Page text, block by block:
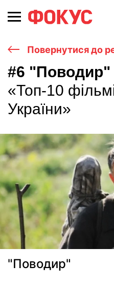
Повернутися до
#6 "Поводир"
«Топ-10
України»
"Поводир"